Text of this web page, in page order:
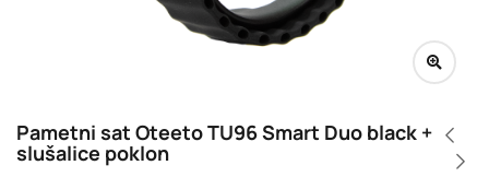
Pametni sat Oteeto TU96 Smart Duo black +
slušalice poklon